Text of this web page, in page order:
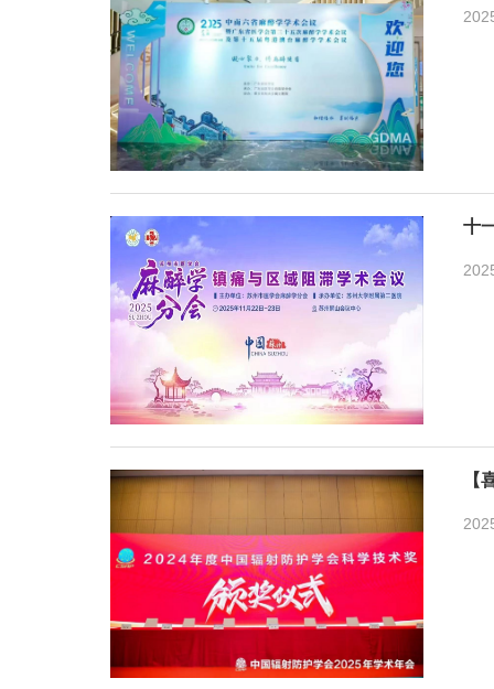
十
【